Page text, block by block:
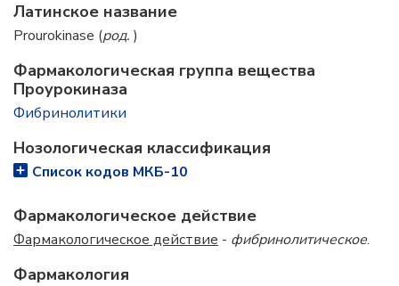
Латинское название
Prourokinase (род. )
Фармакологическая группа вещества
Проурокиназа
Фибринолитики
Нозологическая классификация
Список кодов МКБ-10
Фармакологическое действие
Фармакологическое действие - фибринолитическое.
Фармакология